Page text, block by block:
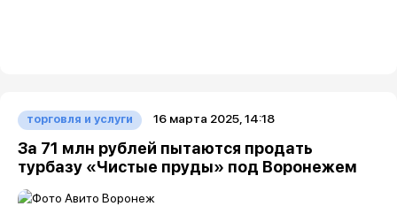
торговля и услуги 16 марта 2025, 14:18
За 71 млн рублей пытаются продать
турбазу «Чистые пруды» под Воронежем